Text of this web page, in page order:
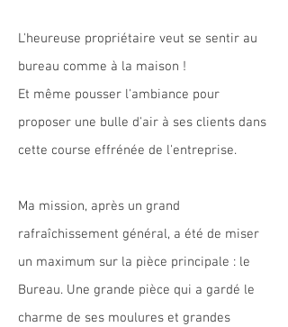
L'heureuse propriétaire veut se sentir au
bureau comme à la maison !
Et même pousser l'ambiance pour
proposer une bulle d'air à ses clients dans
cette course effrénée de l'entreprise.
Ma mission, après un grand
rafraîchissement général, a été de miser
un maximum sur la pièce principale : le
Bureau. Une grande pièce qui a gardé le
charme de ses moulures et grandes